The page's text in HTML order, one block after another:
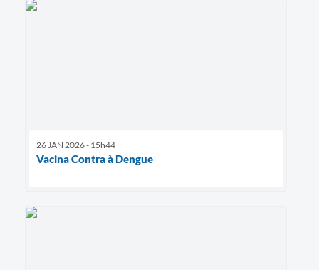
26 JAN 2026 - 15h44
Vacina Contra à Dengue